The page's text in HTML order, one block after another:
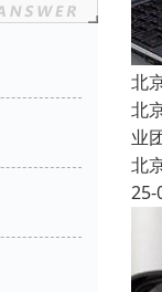
北
北
业
北
25-